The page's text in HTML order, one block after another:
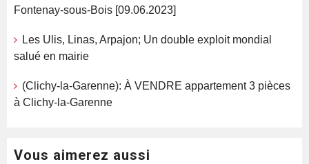
Fontenay-sous-Bois [09.06.2023]
Les Ulis, Linas, Arpajon; Un double exploit mondial
salué en mairie
(Clichy-la-Garenne): À VENDRE appartement 3 pièces
à Clichy-la-Garenne
Vous aimerez aussi